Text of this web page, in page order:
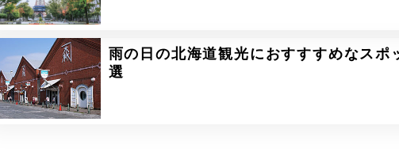
雨の日の北海道観光におすすすめなスポ
選